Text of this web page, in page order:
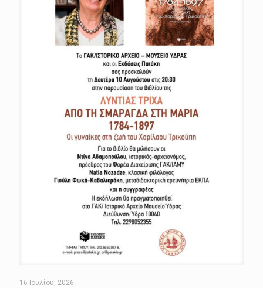
16 Ιουλίου, 2026